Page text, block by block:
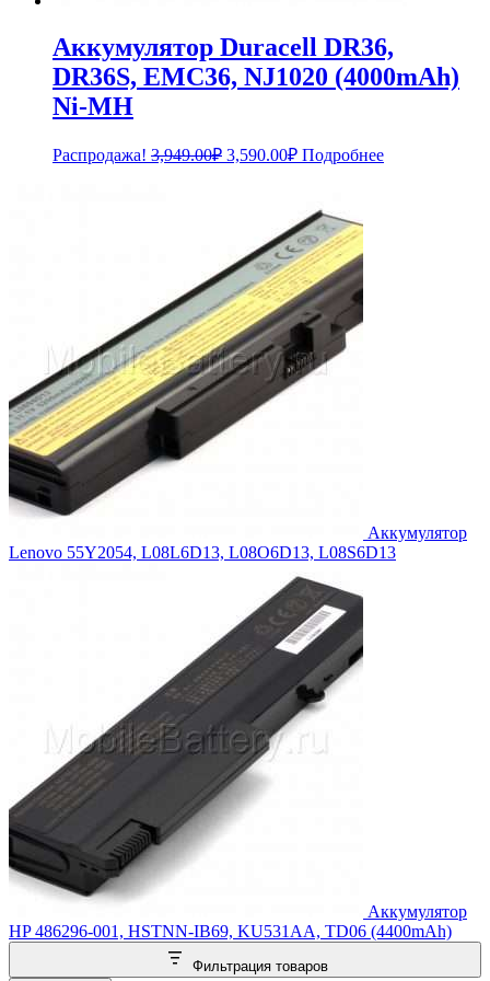
Аккумулятор Duracell DR36,
DR36S, EMC36, NJ1020 (4000mAh)
Ni-MH
Распродажа! 3,949.00₽ Первоначальная
3,590.00₽Текущая
Подробнее
Аккумулятор
Lenovo 55Y2054, L08L6D13, L08O6D13, L08S6D13
Аккумулятор
HP 486296-001, HSTNN-IB69, KU531AA, TD06 (4400mAh)
Фильтрация товаров